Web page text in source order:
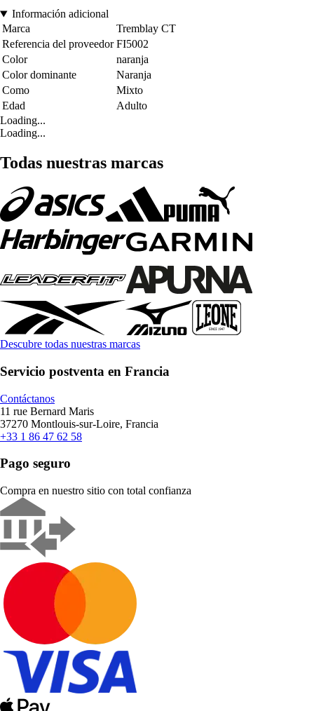
Información adicional
Marca
Tremblay CT
Referencia del proveedor FI5002
Color
naranja
Color dominante
Naranja
Como
Mixto
Edad
Adulto
Loading...
Loading...
Todas nuestras marcas
Descubre todas nuestras marcas
Servicio postventa en Francia
Contáctanos
11 rue Bernard Maris
37270 Montlouis-sur-Loire, Francia
+33 1 86 47 62 58
Pago seguro
Compra en nuestro sitio con total confianza